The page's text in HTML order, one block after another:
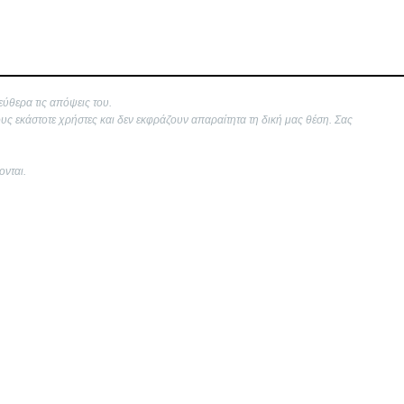
τις απόψεις του.
εκάστοτε χρήστες και δεν εκφράζουν απαραίτητα τη δική μας θέση. Σας